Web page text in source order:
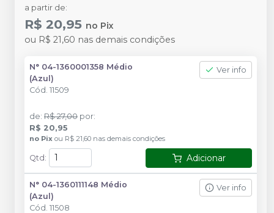
a partir de:
R$ 20,95 no Pix
ou R$ 21,60 nas demais condições
N° 04-1360001358 Médio
(Azul)
Cód. 11509
Ver info
de: R$ 27,00 por:
R$ 20,95
no Pix ou R$ 21,60 nas demais condições
Qtd : Adicionar
N° 04-1360111148 Médio
(Azul)
Cód. 11508
Ver info